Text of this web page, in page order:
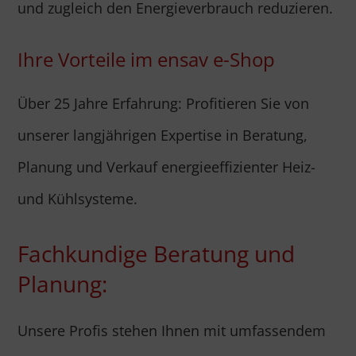
und zugleich den Energieverbrauch reduzieren.
Ihre Vorteile im ensav e-Shop
Über 25 Jahre Erfahrung: Profitieren Sie von
unserer langjährigen Expertise in Beratung,
Planung und Verkauf energieeffizienter Heiz-
und Kühlsysteme.
Fachkundige Beratung und
Planung:
Unsere Profis stehen Ihnen mit umfassendem